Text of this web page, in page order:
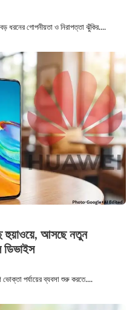
ধরনের গোপনীয়তা ও নিরাপত্তা ঝুঁকির....
হুয়াওয়ে, আসছে নতুন
ডিভাইস
ভোক্তা পর্যায়ের ব্যবসা শুরু করতে....